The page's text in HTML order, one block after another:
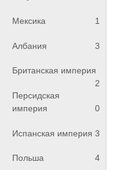
Мексика 1
Албания 3
Британская империя
2
Персидская
империя
0
Испанская империя 3
Польша 4